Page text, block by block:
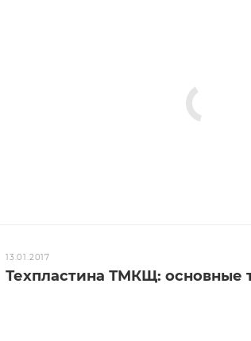
13.01.2017
Техпластина ТМКЩ: основные